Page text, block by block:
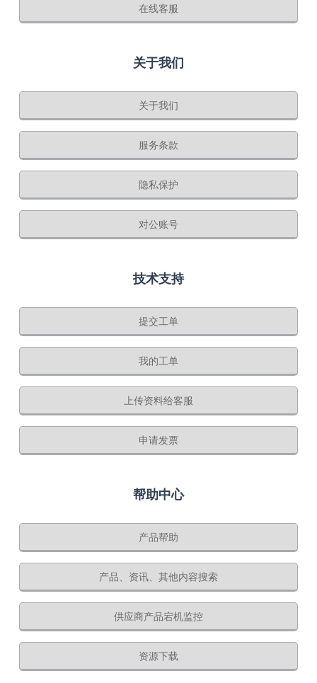
在线客服
关于我们
关于我们
服务条款
隐私保护
对公账号
技术支持
提交工单
我的工单
上传资料给客服
申请发票
帮助中心
产品帮助
产品、资讯、其他内容搜索
供应商产品宕机监控
资源下载